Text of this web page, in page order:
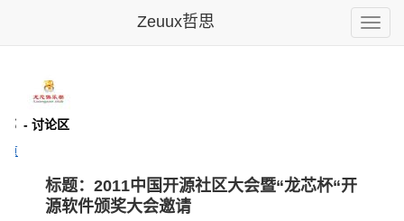
Toggle
Zeuux哲思
部 - 讨论区
页
标题：2011中 国开源社区大会暨“龙芯杯“开
源软件颁奖大会邀请